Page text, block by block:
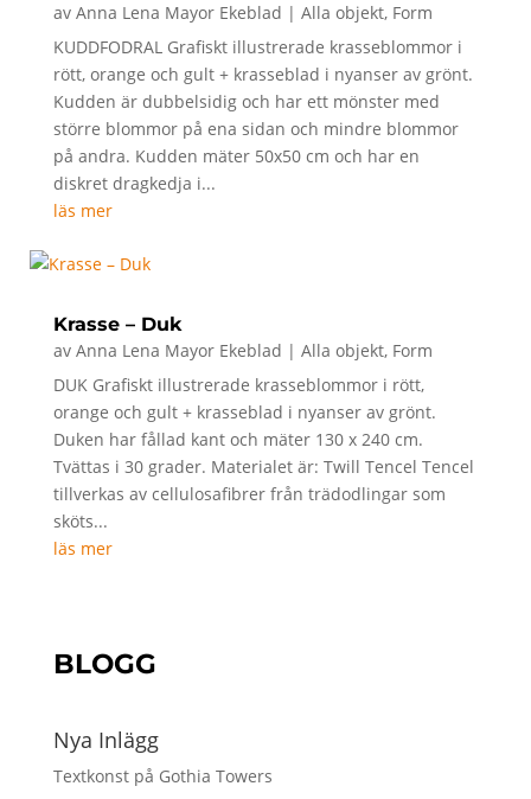
av Anna Lena Mayor Ekeblad | Alla objekt, Form
KUDDFODRAL Grafiskt illustrerade krasseblommor i
rött, orange och gult + krasseblad i nyanser av grönt.
Kudden är dubbelsidig och har ett mönster med
större blommor på ena sidan och mindre blommor
på andra. Kudden mäter 50x50 cm och har en
diskret dragkedja i...
läs mer
Krasse – Duk
av Anna Lena Mayor Ekeblad | Alla objekt, Form
DUK Grafiskt illustrerade krasseblommor i rött,
orange och gult + krasseblad i nyanser av grönt.
Duken har fållad kant och mäter 130 x 240 cm.
Tvättas i 30 grader. Materialet är: Twill Tencel Tencel
tillverkas av cellulosafibrer från trädodlingar som
sköts...
läs mer
BLOGG
Nya Inlägg
Textkonst på Gothia Towers